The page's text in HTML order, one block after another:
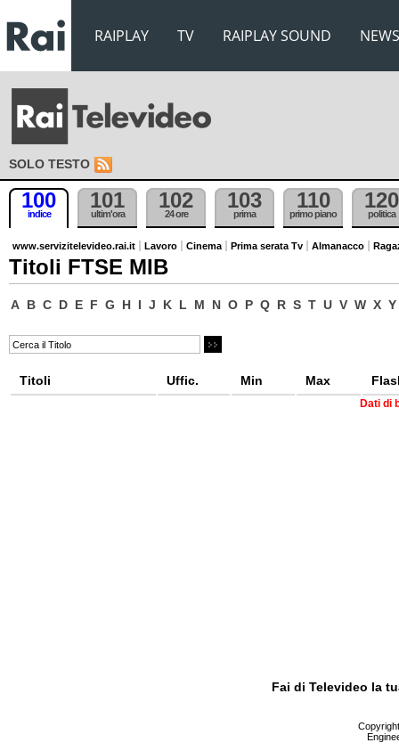
RAIPLAY TV RAIPLAY SOUND NEWS
SOLO TESTO
100
indice
101
ultim'ora
102
24 ore
103
prima
110
primo piano
120
politica
www.servizitelevideo.rai.it Lavoro Cinema Prima serata Tv Almanacco
Titoli FTSE MIB
A B C D E F G H I J K L M N O P Q R S T U V W X Y
Titoli Uffic. Min Max
Dati di
Fai di Televideo la